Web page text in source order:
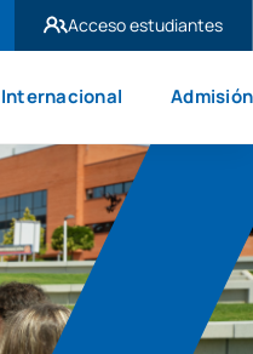
Acceso estudiantes
UAX Mare Nostrum
Internacional Admisión